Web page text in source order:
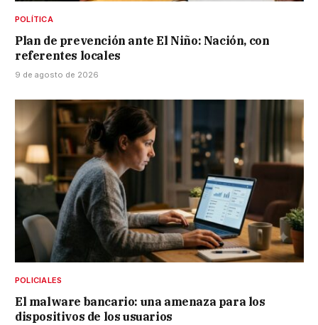
POLÍTICA
Plan de prevención ante El Niño: Nación, con
referentes locales
9 de agosto de 2026
POLICIALES
El malware bancario: una amenaza para los
dispositivos de los usuarios